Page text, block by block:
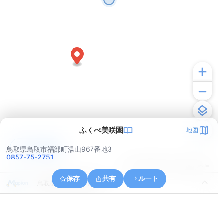
ふくべ美咲園 地図
鳥取県鳥取市福部町湯山967番地3
0857-75-2751
保存 共有 ルート
鳥取県鳥取市福部町湯山
アプリで見る